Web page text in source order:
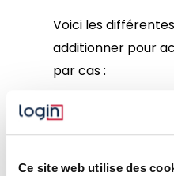
Ce site web utilise des
Voici les
additionner pour
par cas :
• 1 - Démarrage